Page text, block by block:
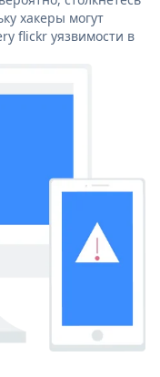
хакеры могут
flickr уязвимости в